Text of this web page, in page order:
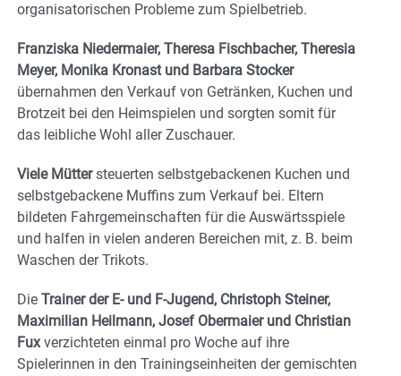
organisatorischen Probleme zum Spielbetrieb.
Franziska Niedermaier, Theresa Fischbacher, Theresia
Meyer, Monika Kronast und Barbara Stocker
übernahmen den Verkauf von Getränken, Kuchen und
Brotzeit bei den Heimspielen und sorgten somit für
das leibliche Wohl aller Zuschauer.
Viele Müttersteuerten selbstgebackenen Kuchen und
selbstgebackene Muffins zum Verkauf bei. Eltern
bildeten Fahrgemeinschaften für die Auswärtsspiele
und halfen in vielen anderen Bereichen mit, z. B. beim
Waschen der Trikots.
Die Trainer der E- und F-Jugend, Christoph Steiner,
Maximilian Heilmann, Josef Obermaier und Christian
Fuxverzichteten einmal pro Woche auf ihre
Spielerinnen in den Trainingseinheiten der gemischten